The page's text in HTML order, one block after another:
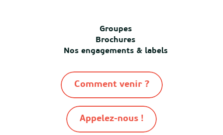
Groupes
Brochures
Nos engagements & labels
Comment venir ?
Appelez-nous !